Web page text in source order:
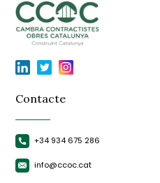
Contacte
+34 934 675 286
info@ccoc.cat